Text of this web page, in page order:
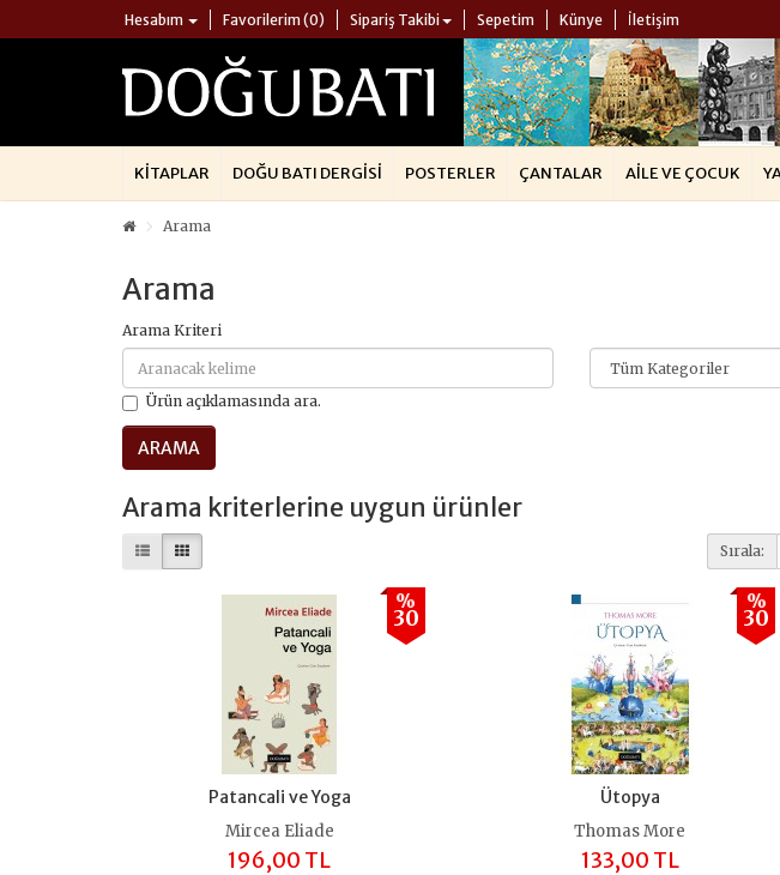
Hesabım Favorilerim (0) Sipariş Takibi Sepetim Künye İletişim
KITAPLAR DOĞU BATI DERGISI POSTERLER ÇANTALAR AILE VE ÇOCUK
Arama
Arama
Arama Kriteri
Ürün açıklamasında ara.
Arama kriterlerine uygun ürünler
Sırala:
%
30
Patancali ve Yoga
Mircea Eliade
196,00 TL
%
30
Ütopya
Thomas More
133,00 TL